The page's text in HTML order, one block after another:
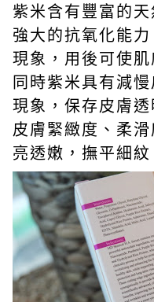
紫米含有豐富的
強大的抗氧化能
現象，用後可使肌
同時紫米具有減
現象，保存皮膚
皮膚緊緻度、柔
亮透嫩，撫平細